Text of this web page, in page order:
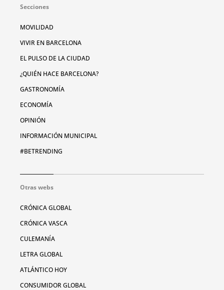
Secciones
MOVILIDAD
VIVIR EN BARCELONA
EL PULSO DE LA CIUDAD
¿QUIÉN HACE BARCELONA?
GASTRONOMÍA
ECONOMÍA
OPINIÓN
INFORMACIÓN MUNICIPAL
#BETRENDING
Otras webs
CRÓNICA GLOBAL
CRÓNICA VASCA
CULEMANÍA
LETRA GLOBAL
ATLÁNTICO HOY
CONSUMIDOR GLOBAL